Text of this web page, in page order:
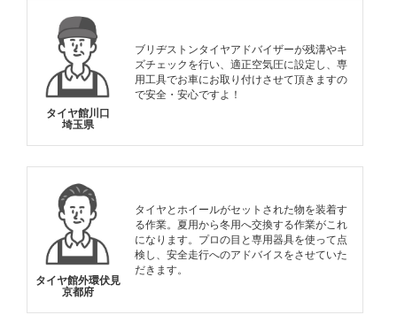
タイヤ館川口
埼玉県
ブリヂストンタイヤアドバイザーが残溝やキ
ズチェックを行い、適正空気圧に設定し、専
用工具でお車にお取り付けさせて頂きますの
で安全・安心ですよ！
タイヤ館外環伏見
京都府
タイヤとホイールがセットされた物を装着す
る作業。夏用から冬用へ交換する作業がこれ
になります。プロの目と専用器具を使って点
検し、安全走行へのアドバイスをさせていた
だきます。